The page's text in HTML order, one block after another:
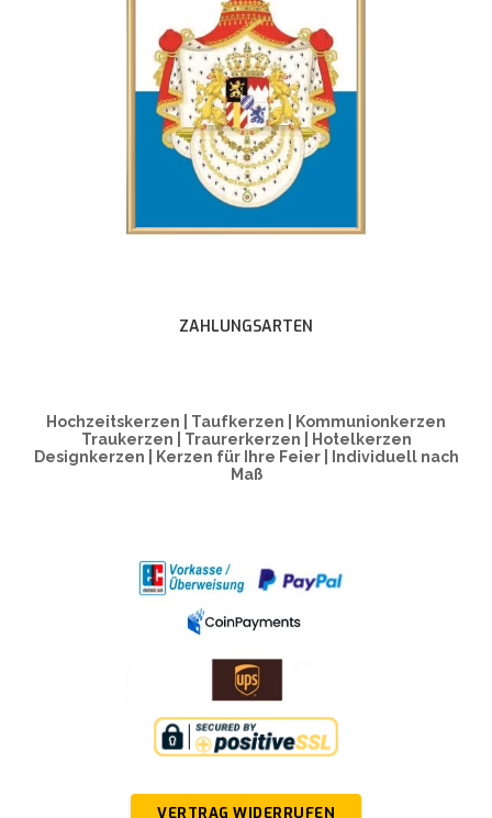
ZAHLUNGSARTEN
Hochzeitskerzen | Taufkerzen | Kommunionkerzen
Traukerzen | Traurerkerzen | Hotelkerzen
Designkerzen | Kerzen für Ihre Feier | Individuell nach
Maß
VERTRAG WIDERRUFEN